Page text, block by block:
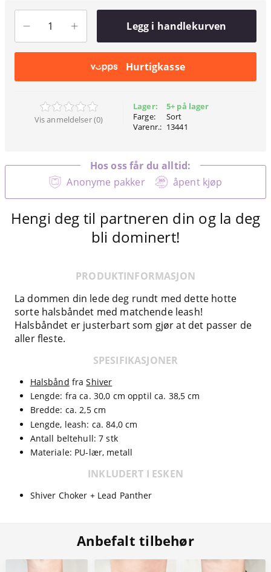
Legg i handlekurven
Hurtigkasse
Vis anmeldelser (0)
Lager:
Farge:
Varenr.:
5+ på lager
Sort
13441
Anonyme pakker åpent kjøp
Hos oss får du alltid:
Hengi deg til partneren din og la deg
bli dominert!
PRODUKTINFORMASJON
La dommen din lede deg rundt med dette hotte
sorte halsbåndet med matchende leash!
Halsbåndet er justerbart som gjør at det passer de
aller fleste.
SPESIFIKASJONER
Halsbånd fraShiver
Lengde: fra ca. 30,0 cm opptil ca. 38,5 cm
Bredde: ca. 2,5 cm
Lengde, leash: ca. 84,0 cm
Antall beltehull: 7 stk
Materiale: PU-lær, metall
INKLUDERT I ESKEN
Shiver Choker + Lead Panther
Anbefalt tilbehør